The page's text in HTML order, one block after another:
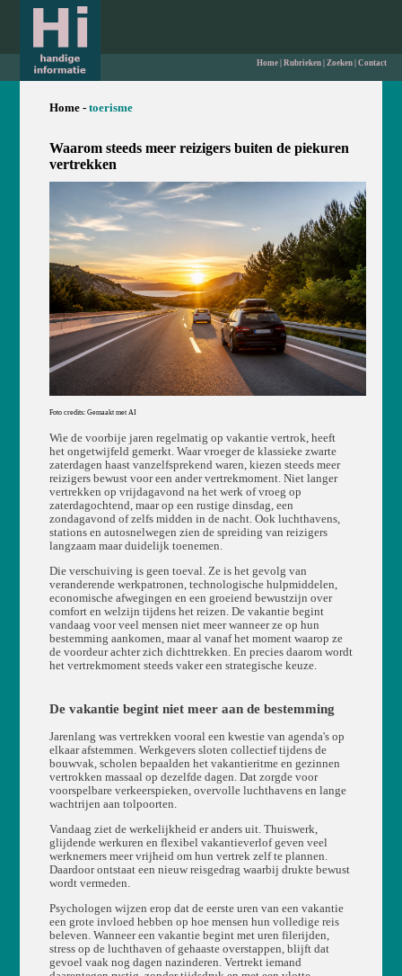
Home| Rubrieken| Zoeken| Contact
Home - toerisme
Waarom steeds meer reizigers buiten de piekuren
vertrekken
Foto credits: Gemaakt met AI
Wie de voorbije jaren regelmatig op vakantie vertrok, heeft
het ongetwijfeld gemerkt. Waar vroeger de klassieke zwarte
zaterdagen haast vanzelfsprekend waren, kiezen steeds meer
reizigers bewust voor een ander vertrekmoment. Niet langer
vertrekken op vrijdagavond na het werk of vroeg op
zaterdagochtend, maar op een rustige dinsdag, een
zondagavond of zelfs midden in de nacht. Ook luchthavens,
stations en autosnelwegen zien de spreiding van reizigers
langzaam maar duidelijk toenemen.
Die verschuiving is geen toeval. Ze is het gevolg van
veranderende werkpatronen, technologische hulpmiddelen,
economische afwegingen en een groeiend bewustzijn over
comfort en welzijn tijdens het reizen. De vakantie begint
vandaag voor veel mensen niet meer wanneer ze op hun
bestemming aankomen, maar al vanaf het moment waarop ze
de voordeur achter zich dichttrekken. En precies daarom wordt
het vertrekmoment steeds vaker een strategische keuze.
De vakantie begint niet meer aan de bestemming
Jarenlang was vertrekken vooral een kwestie van agenda's op
elkaar afstemmen. Werkgevers sloten collectief tijdens de
bouwvak, scholen bepaalden het vakantieritme en gezinnen
vertrokken massaal op dezelfde dagen. Dat zorgde voor
voorspelbare verkeerspieken, overvolle luchthavens en lange
wachtrijen aan tolpoorten.
Vandaag ziet de werkelijkheid er anders uit. Thuiswerk,
glijdende werkuren en flexibel vakantieverlof geven veel
werknemers meer vrijheid om hun vertrek zelf te plannen.
Daardoor ontstaat een nieuw reisgedrag waarbij drukte bewust
wordt vermeden.
Psychologen wijzen erop dat de eerste uren van een vakantie
een grote invloed hebben op hoe mensen hun volledige reis
beleven. Wanneer een vakantie begint met uren filerijden,
stress op de luchthaven of gehaaste overstappen, blijft dat
gevoel vaak nog dagen nazinderen. Vertrekt iemand